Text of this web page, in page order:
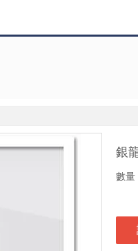
銀
數量